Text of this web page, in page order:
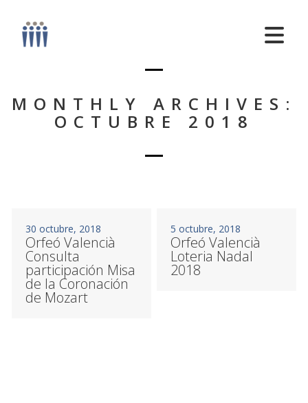
MONTHLY ARCHIVES:
OCTUBRE 2018
30 octubre, 2018
Orfeó Valencià
Consulta
participación Misa
de la Coronación
de Mozart
5 octubre, 2018
Orfeó Valencià
Loteria Nadal
2018